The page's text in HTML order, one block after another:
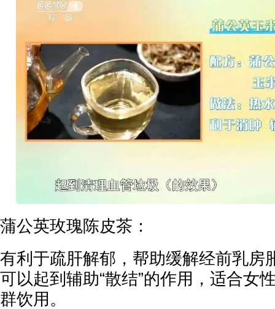
蒲公英玫瑰陈皮茶：
有利于疏肝解郁，帮助缓解经前乳房
可以起到辅助“散结”的作用，适合女
群饮用。